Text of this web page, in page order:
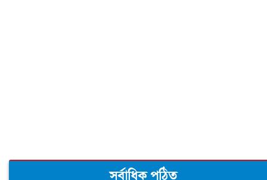
ঝালকাঠিতে পিলার চোরাচালান চক্রের ৮
সদস্য আটক
সর্বাধিক পঠিত